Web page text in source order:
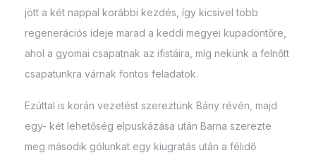
jött a két nappal korábbi kezdés, így kicsivel több
regenerációs ideje marad a keddi megyei kupadöntőre,
ahol a gyomai csapatnak az ifistáira, míg nekünk a felnőtt
csapatunkra várnak fontos feladatok.
Ezúttal is korán vezetést szereztünk Bány révén, majd
egy- két lehetőség elpuskázása után Barna szerezte
meg második gólunkat egy kiugratás után a félidő